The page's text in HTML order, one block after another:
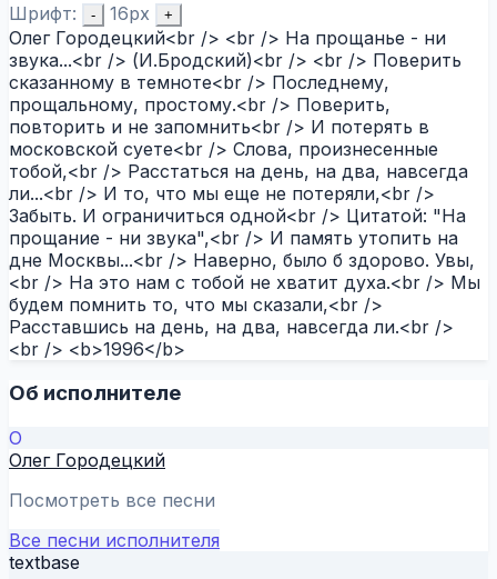
Шрифт: - 16px +
Олег Городецкий<br /> <br /> На прощанье - ни
звука...<br /> (И.Бродский)<br /> <br /> Поверить
сказанному в темноте<br /> Последнему,
прощальному, простому.<br /> Поверить,
повторить и не запомнить<br /> И потерять в
московской суете<br /> Слова, произнесенные
тобой,<br /> Расстаться на день, на два, навсегда
ли...<br /> И то, что мы еще не потеряли,<br />
Забыть. И ограничиться одной<br /> Цитатой: "На
прощание - ни звука",<br /> И память утопить на
дне Москвы...<br /> Наверно, было б здорово. Увы,
<br /> На это нам с тобой не хватит духа.<br /> Мы
будем помнить то, что мы сказали,<br />
Расставшись на день, на два, навсегда ли.<br />
<br /> <b>1996</b>
Об исполнителе
О
Олег Городецкий
Посмотреть все песни
Все песни исполнителя
textbase